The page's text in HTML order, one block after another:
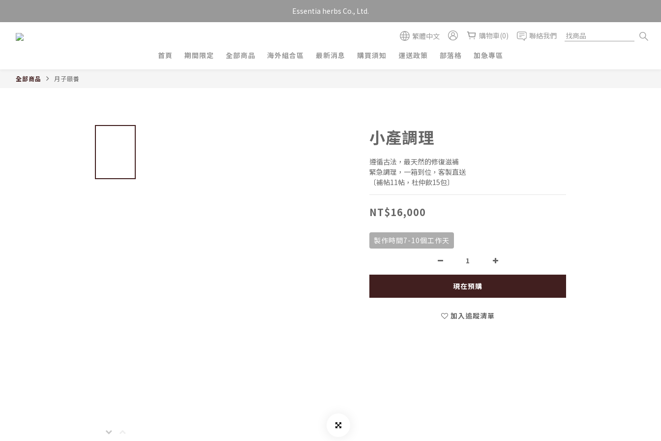
Essentia herbs Co., Ltd.
繁體中文 購物車(0)
聯絡我們
首頁
期間限定 全部商品 海外組合區 最新消息 購買須知 運送政策 部落格 加急專區
全部商品 月子頤養
小產調理
遵循古法，最天然的修復滋補
緊急調理，一箱到位，客製直送
〔補帖11帖，杜仲飲15包〕
NT$16,000
製作時間7-10個工作天
現在預購
加入追蹤清單